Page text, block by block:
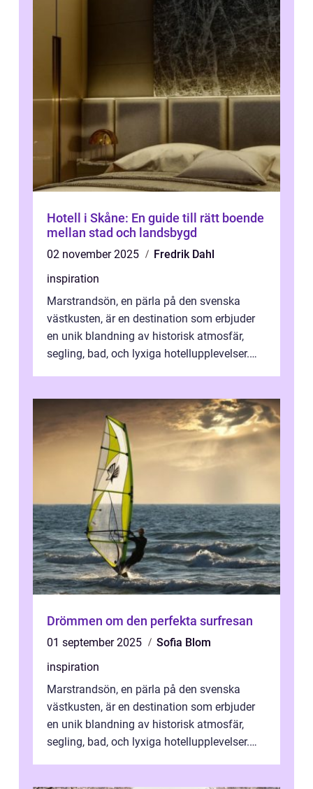
Hotell i Skåne: En guide till rätt boende
mellan stad och landsbygd
02 november 2025
Fredrik Dahl
inspiration
Marstrandsön, en pärla på den svenska
västkusten, är en destination som erbjuder
en unik blandning av historisk atmosfär,
segling, bad, och lyxiga hotellupplevelser.
Drömmen om den perfekta surfresan
01 september 2025
Sofia Blom
inspiration
Marstrandsön, en pärla på den svenska
västkusten, är en destination som erbjuder
en unik blandning av historisk atmosfär,
segling, bad, och lyxiga hotellupplevelser.